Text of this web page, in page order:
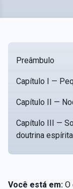
Preâmbulo
Capítulo I —
Capítulo II —
Capítulo III —
doutrina espírita
Você está em: O